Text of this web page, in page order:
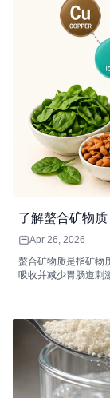
了解螯合矿物
Apr 26, 2026
螯合矿物质是指矿物
吸收并减少胃肠道刺
提高矿物质的利用